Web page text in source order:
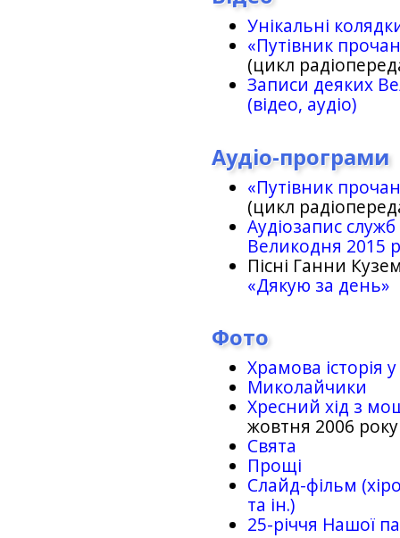
Унікальні
«Путівник
(цикл
Записи деяких
(відео, аудіо)
Аудіо-програми
«Путівник
(цикл
Аудіозапис
Великодня 2015
Пісні Ганни
«Дякую за день»
Фото
Храмова історія
Миколайчики
Хресний хід з
жовтня 2006 року
Свята
Прощі
Слайд-фільм
та ін.)
25-рiччя Нашої